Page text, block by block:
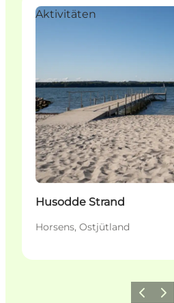
Aktivitäten
Husodde Strand
Horsens, Ostjütland
Zurück